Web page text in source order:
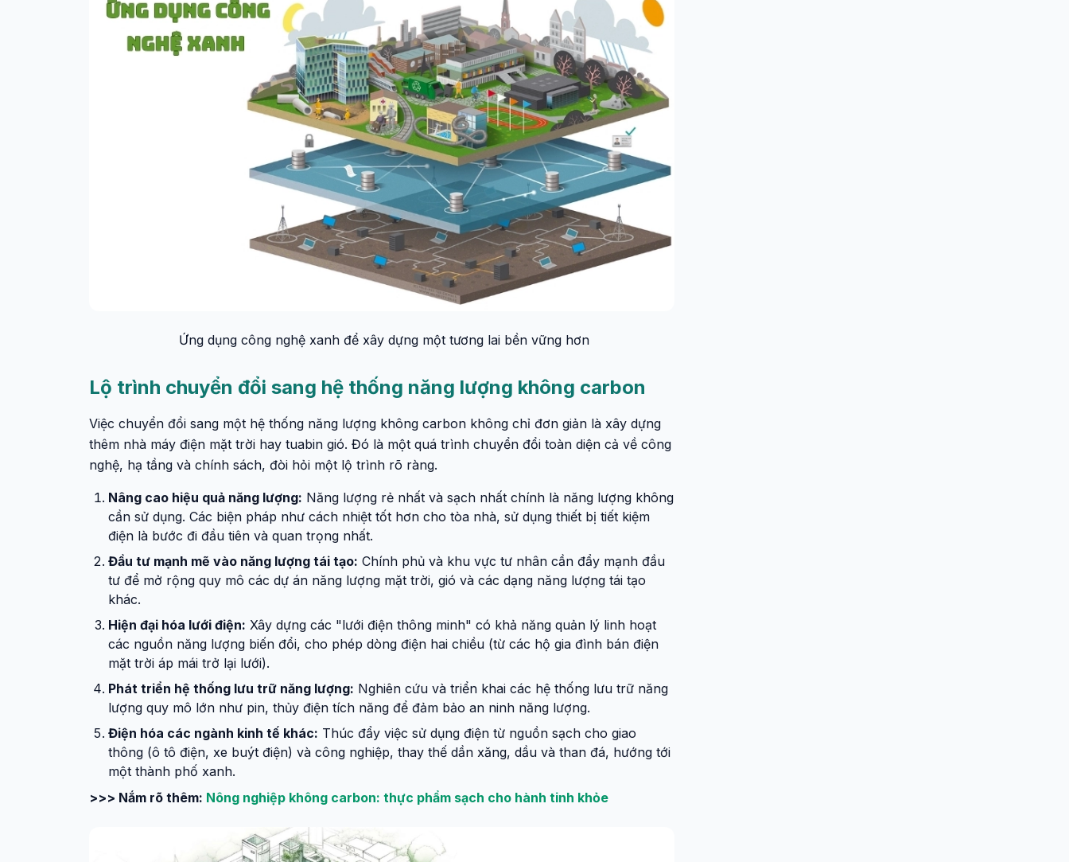
Ứng dụng công nghệ xanh để xây dựng một tương lai bền vững hơn
Lộ trình chuyển đổi sang hệ thống năng lượng không carbon
Việc chuyển đổi sang một hệ thống năng lượng không carbon không chỉ đơn giản là xây dựng
thêm nhà máy điện mặt trời hay tuabin gió. Đó là một quá trình chuyển đổi toàn diện cả về công
nghệ, hạ tầng và chính sách, đòi hỏi một lộ trình rõ ràng.
Nâng cao hiệu quả năng lượng: Năng lượng rẻ nhất và sạch nhất chính là năng lượng không
cần sử dụng. Các biện pháp như cách nhiệt tốt hơn cho tòa nhà, sử dụng thiết bị tiết kiệm
điện là bước đi đầu tiên và quan trọng nhất.
Đầu tư mạnh mẽ vào năng lượng tái tạo: Chính phủ và khu vực tư nhân cần đẩy mạnh đầu
tư để mở rộng quy mô các dự án năng lượng mặt trời, gió và các dạng năng lượng tái tạo
khác.
Hiện đại hóa lưới điện: Xây dựng các "lưới điện thông minh" có khả năng quản lý linh hoạt
các nguồn năng lượng biến đổi, cho phép dòng điện hai chiều (từ các hộ gia đình bán điện
mặt trời áp mái trở lại lưới).
Phát triển hệ thống lưu trữ năng lượng: Nghiên cứu và triển khai các hệ thống lưu trữ năng
lượng quy mô lớn như pin, thủy điện tích năng để đảm bảo an ninh năng lượng.
Điện hóa các ngành kinh tế khác: Thúc đẩy việc sử dụng điện từ nguồn sạch cho giao
thông (ô tô điện, xe buýt điện) và công nghiệp, thay thế dần xăng, dầu và than đá, hướng tới
một thành phố xanh.
>>> Nắm rõ thêm: Nông nghiệp không carbon: thực phẩm sạch cho hành tinh khỏe